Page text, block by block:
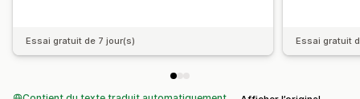
Essai gratuit de 7 jour(s) Essai gratuit